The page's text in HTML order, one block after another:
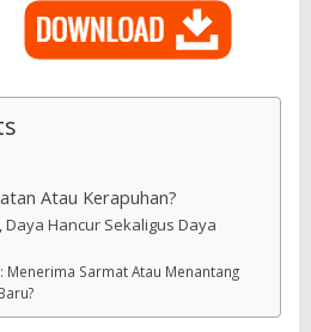
Atau Kerapuhan?
Daya Hancur Sekaligus Daya
Menerima Sarmat Atau Menantang